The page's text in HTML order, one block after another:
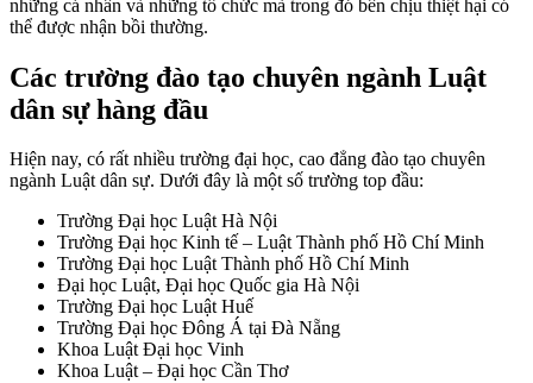
những cá nhân và những tổ chức mà trong đó bên chịu thiệt hại có
thể được nhận bồi thường.
Các trường đào tạo chuyên ngành Luật
dân sự hàng đầu
Hiện nay, có rất nhiều trường đại học, cao đẳng đào tạo chuyên
ngành Luật dân sự. Dưới đây là một số trường top đầu:
Trường Đại học Luật Hà Nội
Trường Đại học Kinh tế – Luật Thành phố Hồ Chí Minh
Trường Đại học Luật Thành phố Hồ Chí Minh
Đại học Luật, Đại học Quốc gia Hà Nội
Trường Đại học Luật Huế
Trường Đại học Đông Á tại Đà Nẵng
Khoa Luật Đại học Vinh
Khoa Luật – Đại học Cần Thơ